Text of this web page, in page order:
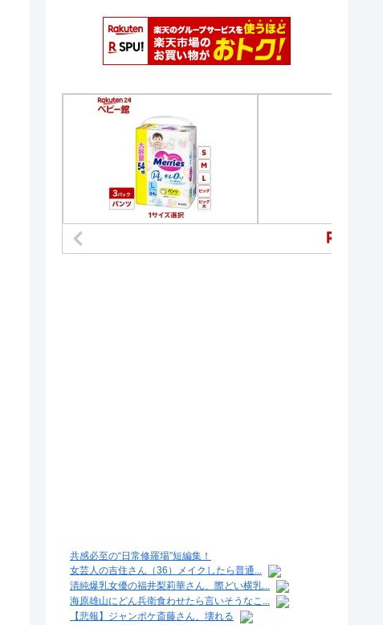
共感必至の“日常修羅場”短編集！
女芸人の吉住さん（36）メイクしたら普通...
清純爆乳女優の福井梨莉華さん、際どい横乳...
海原雄山にどん兵衛食わせたら言いそうなこ...
【悲報】ジャンポケ斎藤さん、壊れる